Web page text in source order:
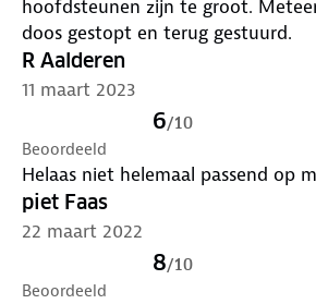
het extra schuimmateriaal in de zij
- Geschikt voor Airbags: Airbag-
de stoelhoezen onderworpen zijn
- Productie volgens internationale
fabriek beschikt over de nieuwste
alleen de beste producten aan te
Geschikt voor Side-Airbags.
5 stappen:
1) Materiaal volgens
2) Speciale stiksel techniek
3) Kwaliteitscontroles
hoofdsteunen zijn te groot.
doos gestopt en terug gestuurd.
R Aalderen
11 maart 2023
6/10
Beoordeeld
Helaas niet helemaal passend op
piet Faas
22 maart 2022
8/10
Beoordeeld